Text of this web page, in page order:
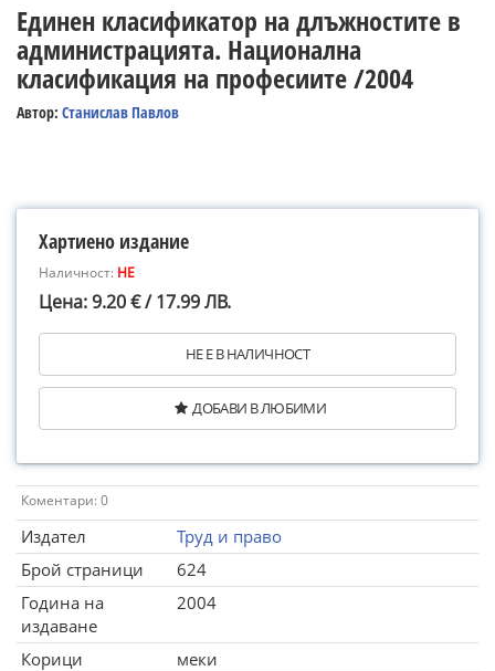
Единен класификатор на длъжностите в
администрацията. Национална
класификация на професиите /2004
Автор: Станислав Павлов
Хартиено издание
Наличност: НЕ
Цена: 9.20 € / 17.99 ЛВ.
НЕ Е В НАЛИЧНОСТ
ДОБАВИ В ЛЮБИМИ
Коментари: 0
Издател
Труд и право
Брой страници
624
Година на
издаване
2004
Корици
меки